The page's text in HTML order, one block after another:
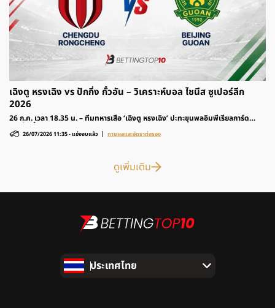
เฉิงตู หรงเฉิง vs ปักกิ่ง กั๋วอัน – วิเคราะห์บอล ไชนีส ซูเปอร์ลีก
2026
26 ก.ค. เวลา 18.35 น. – ทีมทหารเสือ ‘เฉิงตู หรงเฉิง’ ปะทะขุนพลอิมพีเรียลการ์ด
อัตราต่อรองได้ที่นี่
26/07/2026 11:35-แข่งจบแล้ว ทายผลและอัตราต่อรอง
ดูเพิ่มเติม
ประเทศไทย